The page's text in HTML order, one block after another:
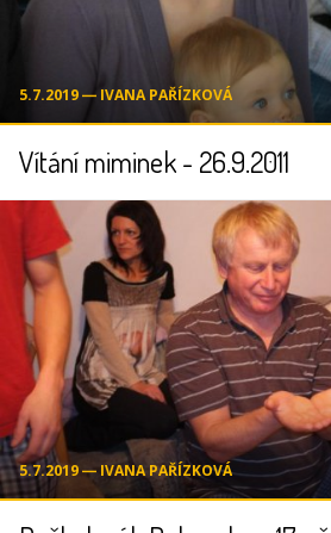
5.7.2019 ― IVANA PAŘÍZKOVÁ
Vítání miminek - 26.9.2011
5.7.2019 ― IVANA PAŘÍZKOVÁ